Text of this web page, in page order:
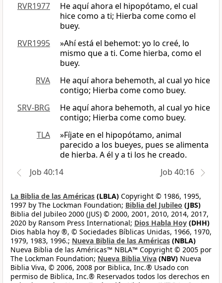
RVR1977
He aquí ahora el hipopótamo, el cual
hice como a ti; Hierba come como el
buey.
RVR1995
»Ahí está el behemot: yo lo creé, lo
mismo que a ti. Come hierba, como el
buey.
RVA
He aquí ahora behemoth, al cual yo hice
contigo; Hierba come como buey.
SRV-BRG
He aquí ahora behemoth, al cual yo hice
contigo; Hierba come como buey.
TLA
»Fíjate en el hipopótamo, animal
parecido a los bueyes, pues se alimenta
de hierba. A él y a ti los he creado.
Job 40:14
Job 40:16
La Biblia de las Américas (LBLA) Copyright © 1986, 1995,
1997 by The Lockman Foundation; Biblia del Jubileo (JBS)
Biblia del Jubileo 2000 (JUS) © 2000, 2001, 2010, 2014, 2017,
2020 by Ransom Press International; Dios Habla Hoy (DHH)
Dios habla hoy ®, © Sociedades Bíblicas Unidas, 1966, 1970,
1979, 1983, 1996.; Nueva Biblia de las Américas (NBLA)
Nueva Biblia de las Américas™ NBLA™ Copyright © 2005 por
The Lockman Foundation; Nueva Biblia Viva (NBV) Nueva
Biblia Viva, © 2006, 2008 por Biblica, Inc.® Usado con
permiso de Biblica, Inc.® Reservados todos los derechos en